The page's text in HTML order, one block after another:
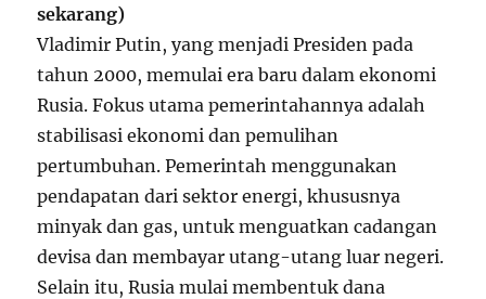
sekarang)
Vladimir Putin, yang menjadi Presiden pada
tahun 2000, memulai era baru dalam ekonomi
Rusia. Fokus utama pemerintahannya adalah
stabilisasi ekonomi dan pemulihan
pertumbuhan. Pemerintah menggunakan
pendapatan dari sektor energi, khususnya
minyak dan gas, untuk menguatkan cadangan
devisa dan membayar utang-utang luar negeri.
Selain itu, Rusia mulai membentuk dana